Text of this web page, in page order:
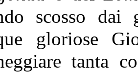
scosso
gloriose
tanta